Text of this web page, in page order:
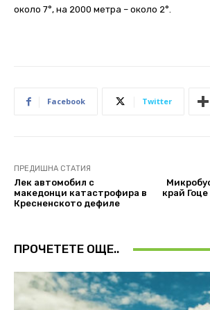
около 7°, на 2000 метра – около 2°.
Facebook Twitter
ПРЕДИШНА СТАТИЯ
Лек автомобил с
македонци катастрофира в
Кресненското дефиле
край
ПРОЧЕТЕТЕ ОЩЕ..